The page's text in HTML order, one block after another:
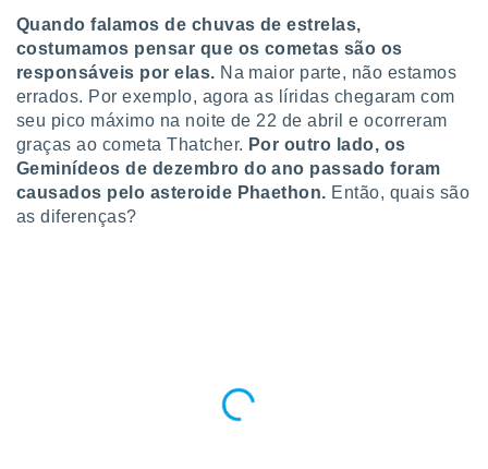
e
com
Pode
na nossa
e
a
Quando falamos de chuvas de estrelas,
costumamos pensar que os cometas são os
responsáveis por elas. Na maior parte, não estamos
errados. Por exemplo, agora as líridas chegaram com
seu pico máximo na noite de 22 de abril e ocorreram
graças ao cometa Thatcher. Por outro lado, os
Geminídeos de dezembro do ano passado foram
causados pelo asteroide Phaethon. Então, quais são
as diferenças?